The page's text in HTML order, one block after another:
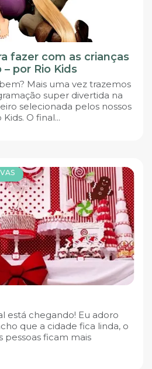
fazer com as crianças
por Rio Kids
Mais uma vez trazemos
super divertida na
selecionada pelos nossos
O final...
está chegando! Eu adoro
que a cidade fica linda, o
pessoas ficam mais